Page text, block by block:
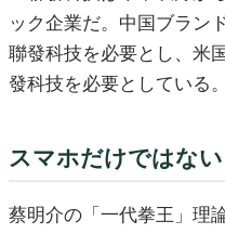
ック企業だ。中国ブラン
聯發科技を必要とし、米
發科技を必要としている
スマホだけではな
蔡明介の「一代拳王」理